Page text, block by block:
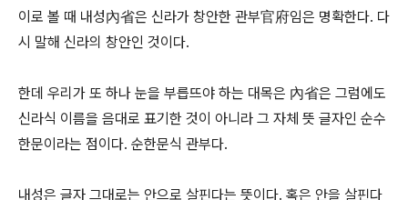
이로 볼 때 내성內省은 신라가 창안한 관부官府임은 명확한다. 다
시 말해 신라의 창안인 것이다.
한데 우리가 또 하나 눈을 부릅뜨야 하는 대목은 內省은 그럼에도
신라식 이름을 음대로 표기한 것이 아니라 그 자체 뜻 글자인 순수
한문이라는 점이다. 순한문식 관부다.
내성은 글자 그대로는 안으로 살핀다는 뜻이다. 혹은 안을 살핀다